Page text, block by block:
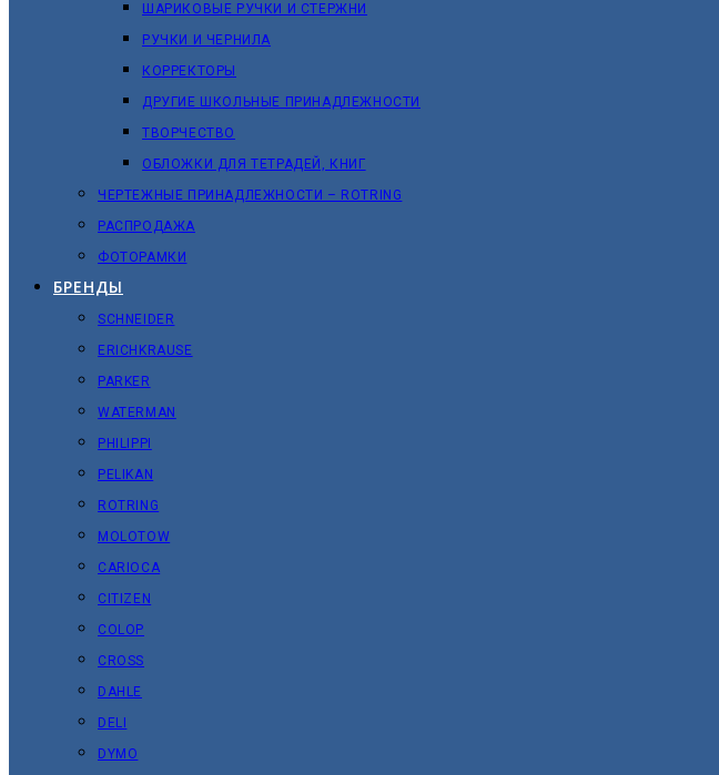
ШАРИКОВЫЕ РУЧКИ И СТЕРЖНИ
РУЧКИ И ЧЕРНИЛА
КОРРЕКТОРЫ
ДРУГИЕ ШКОЛЬНЫЕ ПРИНАДЛЕЖНОСТИ
ТВОРЧЕСТВО
ОБЛОЖКИ ДЛЯ ТЕТРАДЕЙ, КНИГ
ЧЕРТЕЖНЫЕ ПРИНАДЛЕЖНОСТИ – ROTRING
РАСПРОДАЖА
ФОТОРАМКИ
БРЕНДЫ
SCHNEIDER
ERICHKRAUSE
PARKER
WATERMAN
PHILIPPI
PELIKAN
ROTRING
MOLOTOW
CARIOCA
CITIZEN
COLOP
CROSS
DAHLE
DELI
DYMO